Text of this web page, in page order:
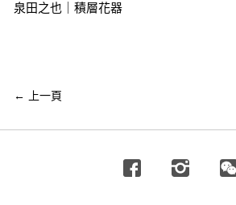
泉田之也｜積層花器
← 上一頁
Facebook Instagram